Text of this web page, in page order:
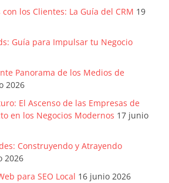
los Clientes: La Guía del CRM 19
Guía para Impulsar tu Negocio
Panorama de los Medios de
2026
El Ascenso de las Empresas de
en los Negocios Modernos 17 junio
Construyendo y Atrayendo
2026
para SEO Local 16 junio 2026